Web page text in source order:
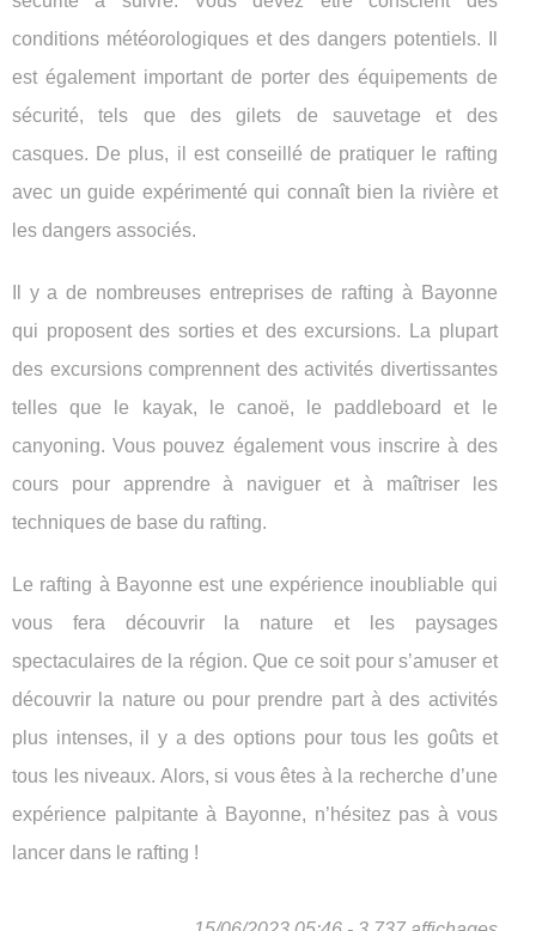
conditions météorologiques et des dangers potentiels. Il
est également important de porter des équipements de
sécurité, tels que des gilets de sauvetage et des
casques. De plus, il est conseillé de pratiquer le rafting
avec un guide expérimenté qui connaît bien la rivière et
les dangers associés.
Il y a de nombreuses entreprises de rafting à Bayonne
qui proposent des sorties et des excursions. La plupart
des excursions comprennent des activités divertissantes
telles que le kayak, le canoë, le paddleboard et le
canyoning. Vous pouvez également vous inscrire à des
cours pour apprendre à naviguer et à maîtriser les
techniques de base du rafting.
Le rafting à Bayonne est une expérience inoubliable qui
vous fera découvrir la nature et les paysages
spectaculaires de la région. Que ce soit pour s’amuser et
découvrir la nature ou pour prendre part à des activités
plus intenses, il y a des options pour tous les goûts et
tous les niveaux. Alors, si vous êtes à la recherche d’une
expérience palpitante à Bayonne, n’hésitez pas à vous
lancer dans le rafting !